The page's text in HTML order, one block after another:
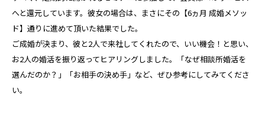
へと還元しています。彼女の場合は、まさにその【6ヵ月 成婚メソッ
ド】通りに進めて頂いた結果でした。
ご成婚が決まり、彼と2人で来社してくれたので、いい機会！と思い、
お2人の婚活を振り返ってヒアリングしました。「なぜ相談所婚活を
選んだのか？」「お相手の決め手」など、ぜひ参考にしてみてくださ
い。